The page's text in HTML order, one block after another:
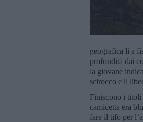
geografica lì a
profondità dai
la giovane
scirocco e il
Finiscono i titoli
camicetta era
fare il tifo per